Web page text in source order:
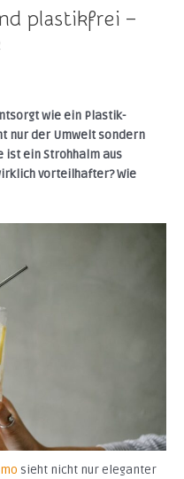
plastikfrei –
wie ein Plastik-
nur der Umwelt sondern
ist ein Strohhalm aus
vorteilhafter? Wie
sieht nicht nur eleganter